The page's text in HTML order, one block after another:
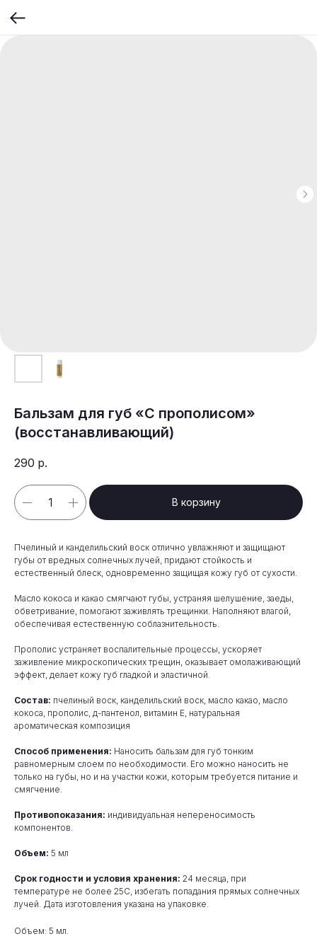
Бальзам для губ «С прополисом»
(восстанавливающий)
290 р.
В корзину
Пчелиный и канделильский воск отлично увлажняют и защищают
губы от вредных солнечных лучей, придают стойкость и
естественный блеск, одновременно защищая кожу губ от сухости.
Масло кокоса и какао смягчают губы, устраняя шелушение, заеды,
обветривание, помогают заживлять трещинки. Наполняют влагой,
обеспечивая естественную соблазнительность.
Прополис устраняет воспалительные процессы, ускоряет
заживление микроскопических трещин, оказывает омолаживающий
эффект, делает кожу губ гладкой и эластичной.
Состав: пчелиный воск, канделильский воск, масло какао, масло
кокоса, прополис, д-пантенол, витамин Е, натуральная
ароматическая композиция
Способ применения: Наносить бальзам для губ тонким
равномерным слоем по необходимости. Его можно наносить не
только на губы, но и на участки кожи, которым требуется питание и
смягчение.
Противопоказания: индивидуальная непереносимость
компонентов.
Объем: 5 мл
Срок годности и условия хранения: 24 месяца, при
температуре не более 25С, избегать попадания прямых солнечных
лучей. Дата изготовления указана на упаковке.
Объем: 5 мл.